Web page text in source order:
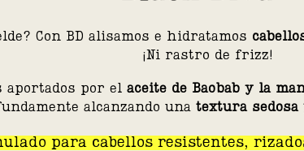
Con BD alisamos e hidratamos
¡Ni rastro de frizz!
aportados por el aceite de Baobab y la
alcanzando una textura
para cabellos resistentes,